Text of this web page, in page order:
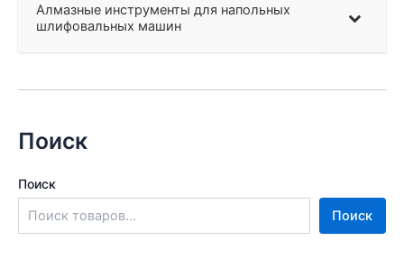
Алмазные инструменты для напольных
шлифовальных машин
Поиск
Поиск
Поиск